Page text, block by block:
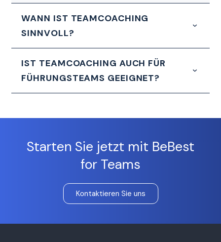
WANN IST TEAMCOACHING
SINNVOLL?
IST TEAMCOACHING AUCH FÜR
FÜHRUNGSTEAMS GEEIGNET?
Starten Sie jetzt mit BeBest
for Teams
Kontaktieren Sie uns